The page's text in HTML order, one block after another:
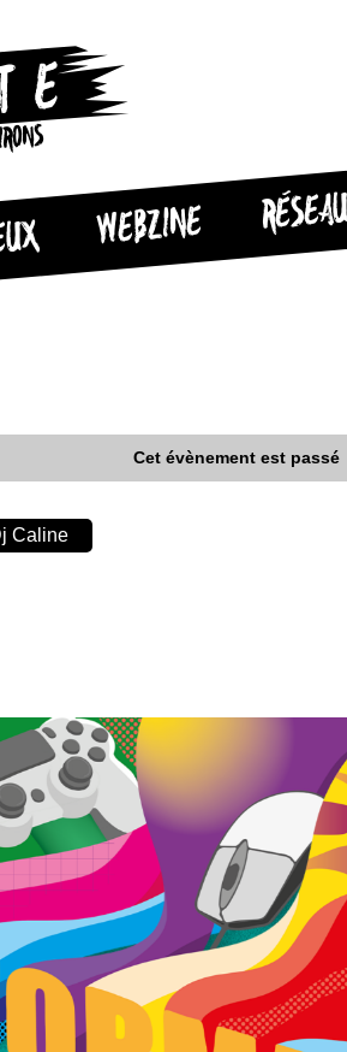
WEBZINE
Cet évènement est passé
Caline